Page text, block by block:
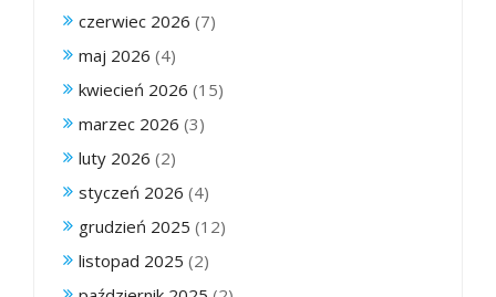
czerwiec 2026 (7)
maj 2026 (4)
kwiecień 2026 (15)
marzec 2026 (3)
luty 2026 (2)
styczeń 2026 (4)
grudzień 2025 (12)
listopad 2025 (2)